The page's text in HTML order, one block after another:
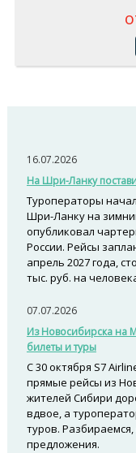
16.07.2026
На Шри-Ланку
Туроператоры
Шри-Ланку на
опубликовал
России. Рейсы
апрель 2027 года,
тыс. руб. на
07.07.2026
Из Новосибирска на
билеты и туры
С 30 октября S7
прямые рейсы из
жителей Сибири
вдвое, а
туров.
предложения.